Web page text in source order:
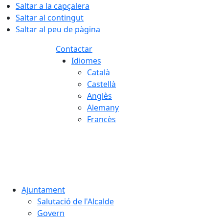
Saltar a la capçalera
Saltar al contingut
Saltar al peu de pàgina
Contactar
Idiomes
Català
Castellà
Anglès
Alemany
Francès
Ajuntament
Salutació de l'Alcalde
Govern